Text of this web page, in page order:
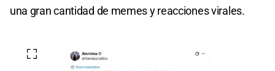
una gran cantidad de memes y reacciones virales.